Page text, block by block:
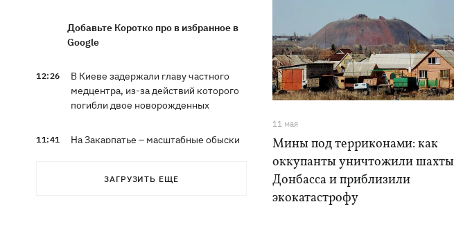
Добавьте Коротко про в избранное в
Google
12:26
В Киеве задержали главу частного
медцентра, из-за действий которого
погибли двое новорожденных
11:41
На Закарпатье – масштабные обыски
ЗАГРУЗИТЬ ЕЩЕ
11 мая
Мины под терриконами: как
оккупанты уничтожили шахты
Донбасса и приблизили
экокатастрофу